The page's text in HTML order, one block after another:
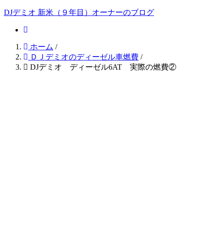
DJデミオ 新米（９年目）オーナーのブログ
ホーム /
ＤＪデミオのディーゼル車燃費 /
DJデミオ ディーゼル6AT 実際の燃費②